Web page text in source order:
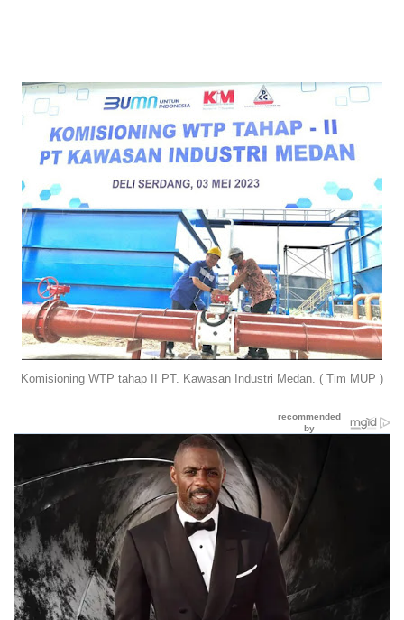
Komisioning WTP tahap II PT. Kawasan Industri Medan. ( Tim MUP )